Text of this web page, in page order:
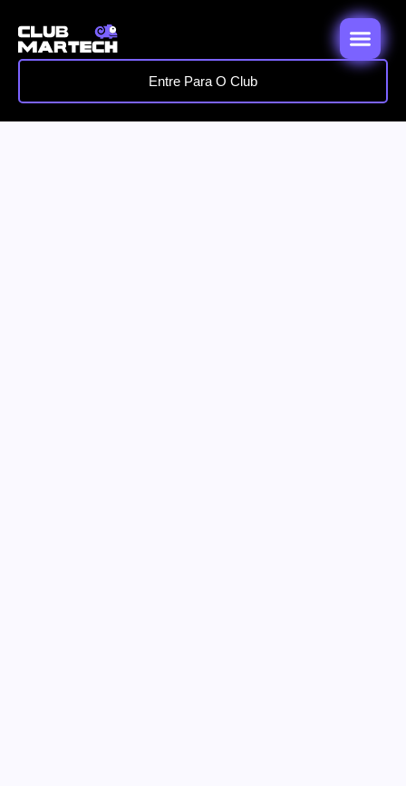
Entre Para O Club